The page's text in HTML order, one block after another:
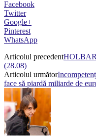
Facebook
Twitter
Google+
Pinterest
WhatsApp
Articolul precedent
(28.08)
Articolul următor
face să piardă miliarde de